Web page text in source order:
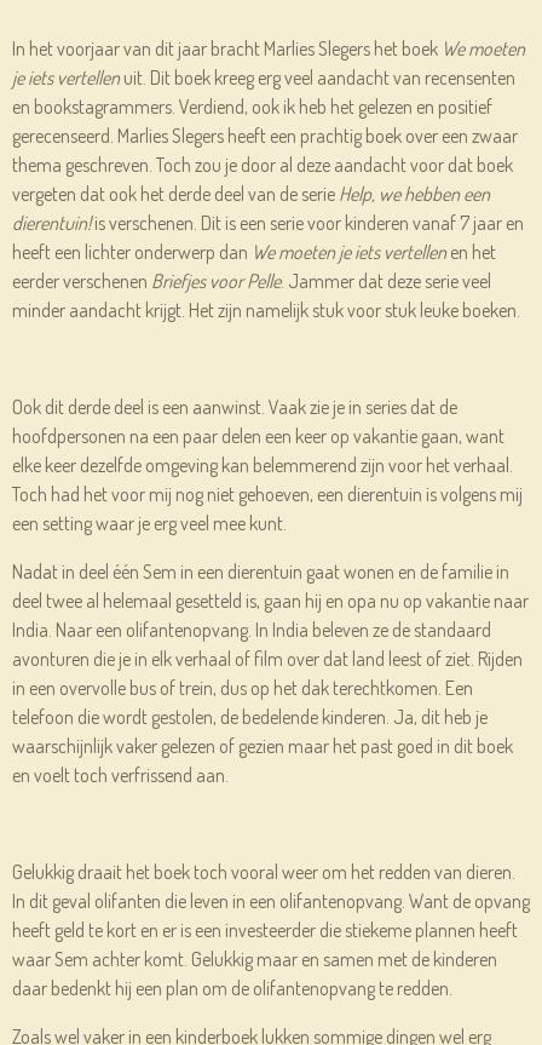
In het voorjaar van dit jaar bracht Marlies Slegers het boek We moeten
je iets vertellenuit. Dit boek kreeg erg veel aandacht van recensenten
en bookstagrammers. Verdiend, ook ik heb het gelezen en positief
gerecenseerd. Marlies Slegers heeft een prachtig boek over een zwaar
thema geschreven. Toch zou je door al deze aandacht voor dat boek
vergeten dat ook het derde deel van de serie Help, we hebben een
dierentuin!is verschenen. Dit is een serie voor kinderen vanaf 7 jaar en
heeft een lichter onderwerp dan We moeten je iets vertellenen het
eerder verschenen Briefjes voor Pelle. Jammer dat deze serie veel
minder aandacht krijgt. Het zijn namelijk stuk voor stuk leuke boeken.
Ook dit derde deel is een aanwinst. Vaak zie je in series dat de
hoofdpersonen na een paar delen een keer op vakantie gaan, want
elke keer dezelfde omgeving kan belemmerend zijn voor het verhaal.
Toch had het voor mij nog niet gehoeven, een dierentuin is volgens mij
een setting waar je erg veel mee kunt.
Nadat in deel één Sem in een dierentuin gaat wonen en de familie in
deel twee al helemaal gesetteld is, gaan hij en opa nu op vakantie naar
India. Naar een olifantenopvang. In India beleven ze de standaard
avonturen die je in elk verhaal of film over dat land leest of ziet. Rijden
in een overvolle bus of trein, dus op het dak terechtkomen. Een
telefoon die wordt gestolen, de bedelende kinderen. Ja, dit heb je
waarschijnlijk vaker gelezen of gezien maar het past goed in dit boek
en voelt toch verfrissend aan.
Gelukkig draait het boek toch vooral weer om het redden van dieren.
In dit geval olifanten die leven in een olifantenopvang. Want de opvang
heeft geld te kort en er is een investeerder die stiekeme plannen heeft
waar Sem achter komt. Gelukkig maar en samen met de kinderen
daar bedenkt hij een plan om de olifantenopvang te redden.
Zoals wel vaker in een kinderboek lukken sommige dingen wel erg